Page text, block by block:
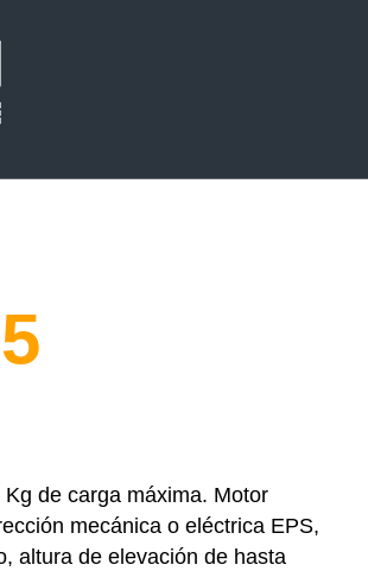
de carga máxima. Motor
mecánica o eléctrica EPS,
altura de elevación de hasta